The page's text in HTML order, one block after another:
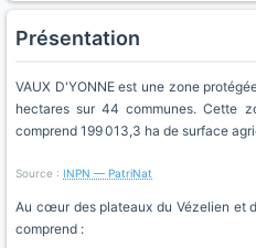
Présentation
VAUX D'YONNE est une zone
hectares sur 44 communes. Cette
comprend 199 013,3 ha de surface
Source : INPN — PatriNat
Au cœur des plateaux du Vézelien et
comprend :